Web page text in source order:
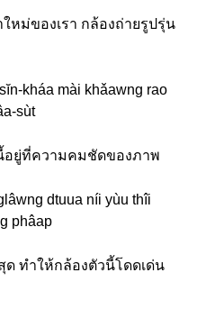
หม่ของเรา กล้องถ่ายรูปรุ่น
kháa mài khǎawng rao
sùt
อยู่ที่ความคมชัดของภาพ
dtuua níi yùu thîi
phâap
ด ทำให้กล้องตัวนี้โดดเด่น